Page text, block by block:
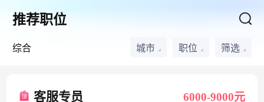
推荐职位
综合 城市 职位 筛选
客服专员 6000-9000元